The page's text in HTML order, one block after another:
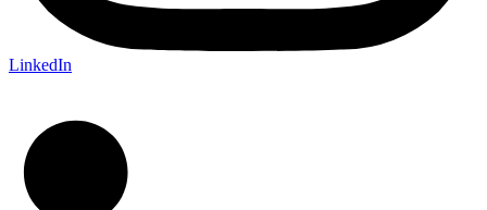
LinkedIn